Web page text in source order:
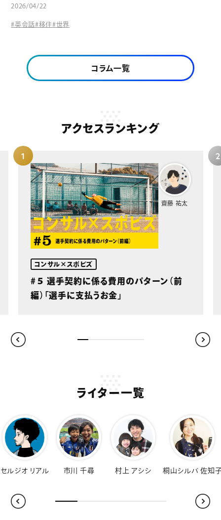
2026/04/22
#英会話#移住#世界
コラム一覧
アクセスランキング
齋藤 祐太
コンサル×スポビズ
#５ 選手契約に係る費用のパターン（前
編）「選手に支払うお金」
ライター一覧
リアル 市川 千尋 村上 アシシ 桐山シルバ 佐知子